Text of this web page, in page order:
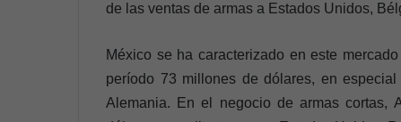
de las ventas de armas a Estados Unidos,
México se ha caracterizado en este
período 73 millones de dólares, en
Alemania. En el negocio de armas cortas,